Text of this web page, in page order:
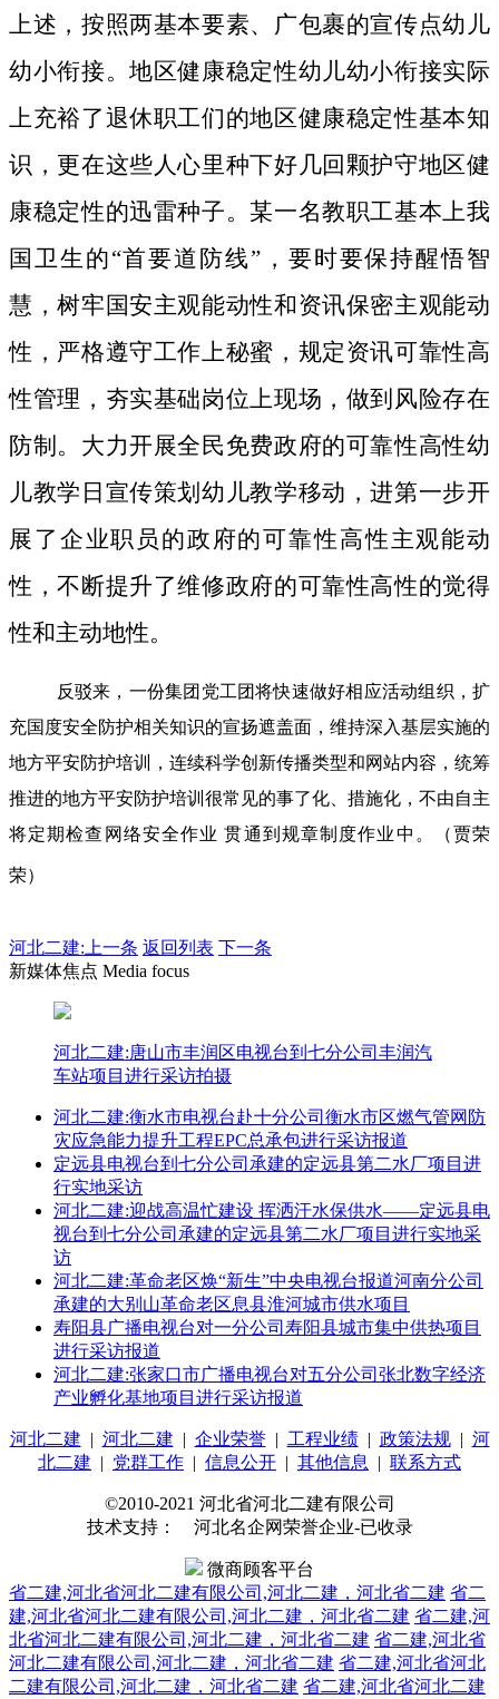
上述，按照两基本要素、广包裹的宣传点幼儿
幼小衔接。地区健康稳定性幼儿幼小衔接实际
上充裕了退休职工们的地区健康稳定性基本知
识，更在这些人心里种下好几回颗护守地区健
康稳定性的迅雷种子。 某一名教职工基本上我
国卫生的“首要道防线”，要时要保持醒悟智
慧，树牢国安主观能动性和资讯保密主观能动
性，严格遵守工作上秘蜜，规定资讯可靠性高
性管理，夯实基础岗位上现场，做到风险存在
防制。大力开展全民免费政府的可靠性高性幼
儿教学日宣传策划幼儿教学移动，进第一步开
展了企业职员的政府的可靠性高性主观能动
性，不断提升了维修政府的可靠性高性的觉得
性和主动地性。
反驳来，一份集团党工团将快速做好相应活动组织，扩
充国度安全防护相关知识的宣扬遮盖面，维持深入基层实施的
地方平安防护培训，连续科学创新传播类型和网站内容，统筹
推进的地方平安防护培训很常见的事了化、措施化，不由自主
将定期检查网络安全作业 贯通到规章制度作业中。（贾荣
荣）
河北二建: 上一条 返回列表 下一条
新媒体焦点 Media focus
河北二建:唐山市丰润区电视台到七分公司丰润汽
车站项目进行采访拍摄
河北二建:衡水市电视台赴十分公司衡水市区燃气管网防
灾应急能力提升工程EPC总承包进行采访报道
定远县电视台到七分公司承建的定远县第二水厂项目进
行实地采访
河北二建:迎战高温忙建设 挥洒汗水保供水——定远县电
视台到七分公司承建的定远县第二水厂项目进行实地采
访
河北二建:革命老区焕“新生”中央电视台报道河南分公司
承建的大别山革命老区息县淮河城市供水项目
寿阳县广播电视台对一分公司寿阳县城市集中供热项目
进行采访报道
河北二建:张家口市广播电视台对五分公司张北数字经济
产业孵化基地项目进行采访报道
河北二建 | 河北二建 | 企业荣誉| 工程业绩| 政策法规| 河
北二建 | 党群工作 | 信息公开 | 其他信息 | 联系方式
©2010-2021 河北省河北二建有限公司
技术支持： 河北名企网荣誉企业-已收录
微商顾客平台
省二建,河北省河北二建有限公司,河北二建，河北省二建 省二
建,河北省河北二建有限公司,河北二建，河北省二建 省二建,河
北省河北二建有限公司,河北二建，河北省二建 省二建,河北省
河北二建有限公司,河北二建，河北省二建 省二建,河北省河北
二建有限公司,河北二建，河北省二建 省二建,河北省河北二建